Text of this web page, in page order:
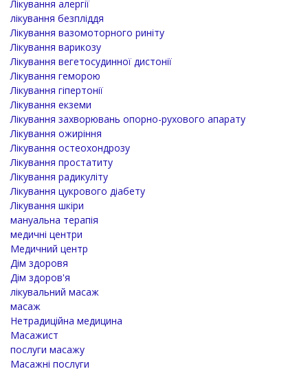
Лікування алергії
лікування безпліддя
Лікування вазомоторного риніту
Лікування варикозу
Лікування вегетосудинної дистонії
Лікування геморою
Лікування гіпертонії
Лікування екземи
Лікування захворювань опорно-рухового апарату
Лікування ожиріння
Лікування остеохондрозу
Лікування простатиту
Лікування радикуліту
Лікування цукрового діабету
Лікування шкіри
мануальна терапія
медичні центри
Медичний центр
Дім здоровя
Дім здоров'я
лікувальний масаж
масаж
Нетрадиційна медицина
Масажист
послуги масажу
Масажні послуги